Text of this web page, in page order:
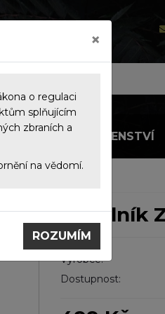
PŘÍSLUŠENSTVÍ
Zápalník
Výrobce:
Dostupnost:
×
o regulaci
splňujícím
zbraních a
na vědomí.
ROZUMÍM